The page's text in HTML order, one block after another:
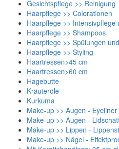
Gesichtspflege >> Reinigung
Haarpflege >> Colorationen
Haarpflege >> Intensivpflege
Haarpflege >> Shampoos
Haarpflege >> Spülungen
Haarpflege >> Styling
Haartressen>45 cm
Haartressen>60 cm
Hagebutte
Kräuteröle
Kurkuma
Make-up >> Augen - Eyeliner
Make-up >> Augen -
Make-up >> Lippen -
Make-up >> Nägel -